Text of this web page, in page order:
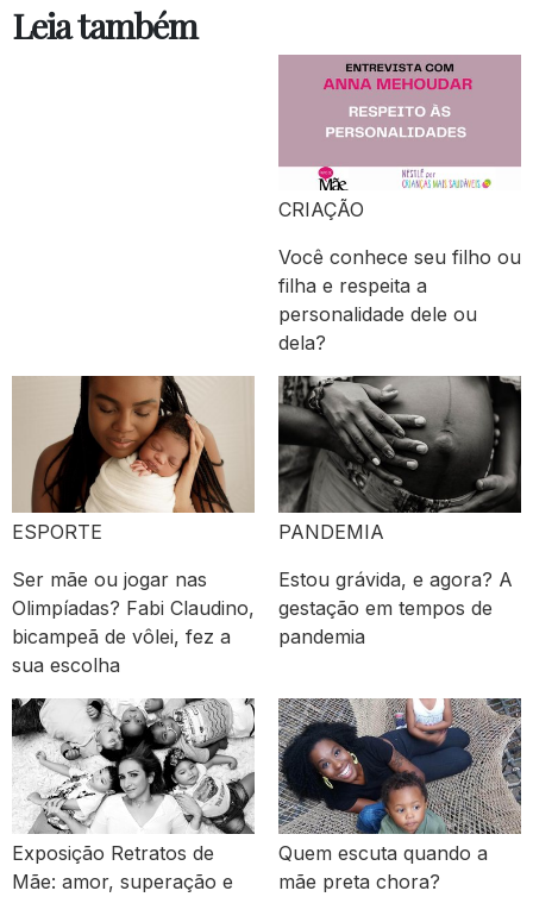
Leia também
CRIAÇÃO
Você conhece seu filho ou
filha e respeita a
personalidade dele ou
dela?
ESPORTE
Ser mãe ou jogar nas
Olimpíadas? Fabi Claudino,
bicampeã de vôlei, fez a
sua escolha
PANDEMIA
Estou grávida, e agora? A
gestação em tempos de
pandemia
Exposição Retratos de
Mãe: amor, superação e
Quem escuta quando a
mãe preta chora?